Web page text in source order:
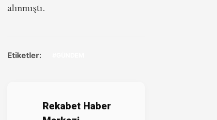
alınmıştı.
Etiketler:
Rekabet Haber